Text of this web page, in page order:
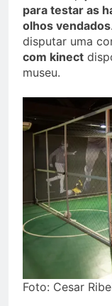
para testar as
olhos vendados
disputar uma
com kinect
museu.
Foto: Cesar